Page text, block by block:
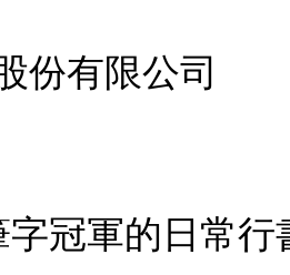
份有限公司
冠軍的日常行